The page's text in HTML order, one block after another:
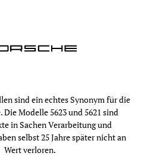
sind ein echtes Synonym für die
Die Modelle 5623 und 5621 sind
in Sachen Verarbeitung und
selbst 25 Jahre später nicht an
Wert verloren.